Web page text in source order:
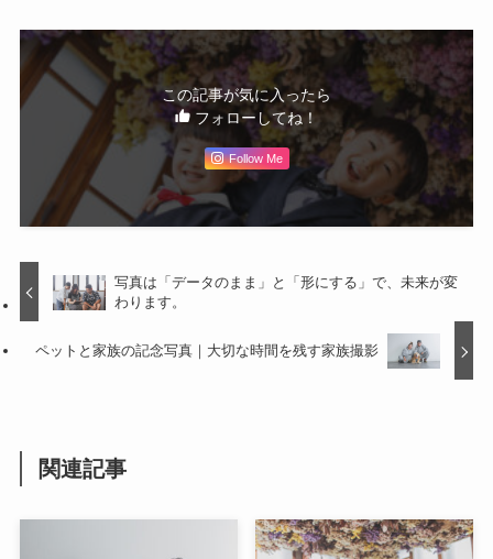
この記事が気に入ったら
フォローしてね！
Follow Me
写真は「データのまま」と「形にする」で、未来が変
わります。
ペットと家族の記念写真｜大切な時間を残す家族撮影
関連記事